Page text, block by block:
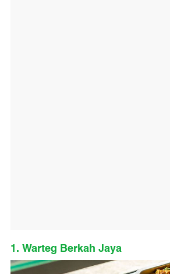
1. Warteg Berkah Jaya